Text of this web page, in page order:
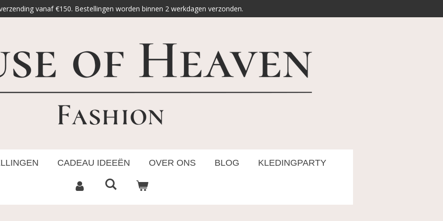
vanaf €150. Bestellingen worden binnen 2 werkdagen verzonden.
CADEAU IDEEËN OVER ONS BLOG KLEDINGPARTY